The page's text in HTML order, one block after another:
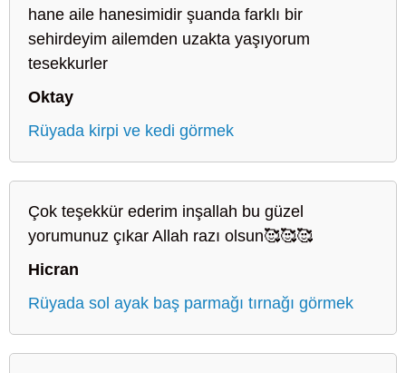
hane aile hanesimidir şuanda farklı bir
sehirdeyim ailemden uzakta yaşıyorum
tesekkurler
Oktay
Rüyada kirpi ve kedi görmek
Çok teşekkür ederim inşallah bu güzel
yorumunuz çıkar Allah razı olsun🥰🥰🥰
Hicran
Rüyada sol ayak baş parmağı tırnağı görmek